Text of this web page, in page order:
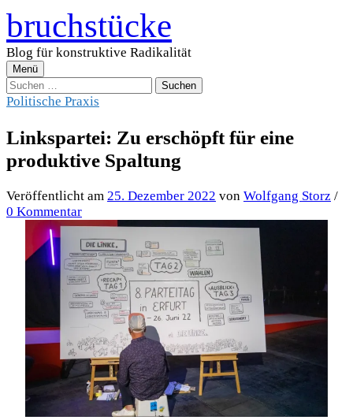
Zum
Inhalt
überspringen
bruchstücke
Blog für konstruktive Radikalität
Menü
Suchen
nach:
Politische Praxis
Linkspartei: Zu erschöpft für eine
produktive Spaltung
Veröffentlicht am 25. Dezember 2022 von Wolfgang Storz /
0 Kommentar